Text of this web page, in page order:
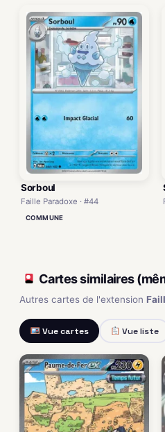
Sorboul
Faille Paradoxe · #44
COMMUNE
Cartes similaires
Autres cartes de l'extension
Vue cartes Vue liste